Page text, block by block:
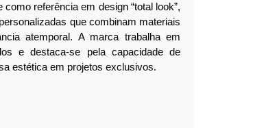
referência em design “total look”,
que combinam materiais
atemporal. A marca trabalha em
e destaca-se pela capacidade de
estética em projetos exclusivos.